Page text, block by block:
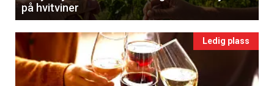
på hvitviner
Ledig plass